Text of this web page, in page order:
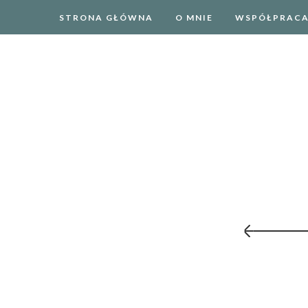
STRONA GŁÓWNA O MNIE